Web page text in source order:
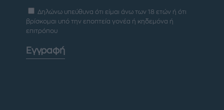
Δηλώνω υπεύθυνα ότι είμαι άνω των 18 ετών ή ότι
βρίσκομαι υπό την εποπτεία γονέα ή κηδεμόνα ή
επιτρόπου
Εγγραφή